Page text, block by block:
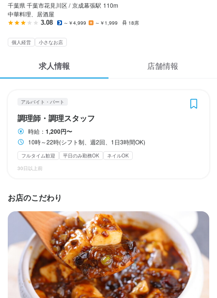
気になる求人
検索履歴・保存した条件
ヘルプ・お問い合わせフォーム
掲載をご検討の店舗様へ
食べログ求人PRESS
利用規約
千葉県 千葉市花見川区 / 京成幕張駅 110m
中華料理、居酒屋
3.08 ～￥4,999 ～￥1,999 18席
個人経営 小さなお店
求人情報 店舗情報
アルバイト・パート
調理師・調理スタッフ
時給： 1,200円〜
10時～22時(シフト制、週2回、1日3時間OK)
フルタイム歓迎 平日のみ勤務OK
ネイルOK
30日以上前
お店のこだわり
ランチタイムのみ勤務OK 終電考慮あり ダブルワーク・副業OK
週2日からOK
シフト制
休日・休暇
2週間ごとのシフト制
平日のみ勤務OK(土日休み) 土日祝のみ勤務OK
待遇
契約期間の定めなし
屋内原則禁煙(外に喫煙スペースあり)
まかない・食事補助あり 制服貸与 社員登用制度あり
特徴
履歴書不要 学歴不問 フリーター歓迎
駅チカ(徒歩5分以内)
個人経営(2店舗以内)
小さなお店(20席未満) 応募者全員と面接
面接1回
即日勤務OK
仕事内容
野菜、肉の仕込み
中華鍋を使った調理